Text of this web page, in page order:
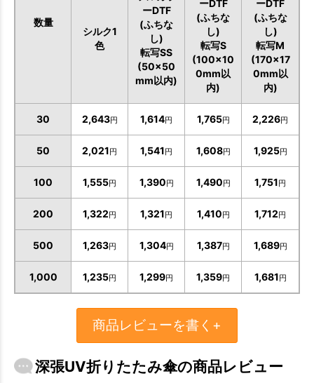
数量
シルク1
色
ーDTF
(ふちな
し)
転写SS
(50×50
mm以内)
ーDTF
(ふちな
し)
転写S
(100×10
0mm以
内)
ーDTF
(ふちな
し)
転写M
(170×17
0mm以
内)
30 2,643円 1,614円 1,765円 2,226円
50 2,021円 1,541円 1,608円 1,925円
100 1,555円 1,390円 1,490円 1,751円
200 1,322円 1,321円 1,410円 1,712円
500 1,263円 1,304円 1,387円 1,689円
1,000 1,235円 1,299円 1,359円 1,681円
商品レビューを書く+
深張UV折りたたみ傘の商品レビュー